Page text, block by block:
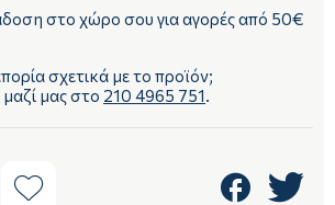
στο χώρο σου για αγορές από 50€
σχετικά με το προϊόν;
μας στο 210 4965 751.